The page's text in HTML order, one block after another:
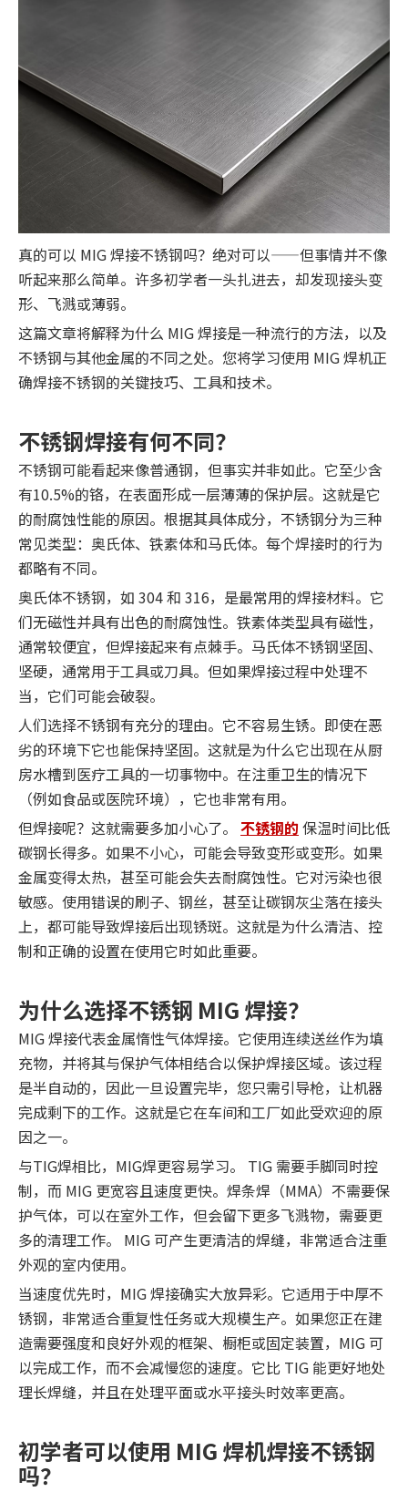
真的可以 MIG 焊接不锈钢吗？绝对可以——但事情并不像
听起来那么简单。许多初学者一头扎进去，却发现接头变
形、飞溅或薄弱。
这篇文章将解释为什么 MIG 焊接是一种流行的方法，以及
不锈钢与其他金属的不同之处。您将学习使用 MIG 焊机正
确焊接不锈钢的关键技巧、工具和技术。
不锈钢焊接有何不同？
不锈钢可能看起来像普通钢，但事实并非如此。它至少含
有10.5%的铬，在表面形成一层薄薄的保护层。这就是它
的耐腐蚀性能的原因。根据其具体成分，不锈钢分为三种
常见类型：奥氏体、铁素体和马氏体。每个焊接时的行为
都略有不同。
奥氏体不锈钢，如 304 和 316，是最常用的焊接材料。它
们无磁性并具有出色的耐腐蚀性。铁素体类型具有磁性，
通常较便宜，但焊接起来有点棘手。马氏体不锈钢坚固、
坚硬，通常用于工具或刀具。但如果焊接过程中处理不
当，它们可能会破裂。
人们选择不锈钢有充分的理由。它不容易生锈。即使在恶
劣的环境下它也能保持坚固。这就是为什么它出现在从厨
房水槽到医疗工具的一切事物中。在注重卫生的情况下
（例如食品或医院环境），它也非常有用。
但焊接呢？这就需要多加小心了。 不锈钢的保温时间比低
碳钢长得多。如果不小心，可能会导致变形或变形。如果
金属变得太热，甚至可能会失去耐腐蚀性。它对污染也很
敏感。使用错误的刷子、钢丝，甚至让碳钢灰尘落在接头
上，都可能导致焊接后出现锈斑。这就是为什么清洁、控
制和正确的设置在使用它时如此重要。
为什么选择不锈钢 MIG 焊接？
MIG 焊接代表金属惰性气体焊接。它使用连续送丝作为填
充物，并将其与保护气体相结合以保护焊接区域。该过程
是半自动的，因此一旦设置完毕，您只需引导枪，让机器
完成剩下的工作。这就是它在车间和工厂如此受欢迎的原
因之一。
与TIG焊相比，MIG焊更容易学习。 TIG 需要手脚同时控
制，而 MIG 更宽容且速度更快。焊条焊（MMA）不需要保
护气体，可以在室外工作，但会留下更多飞溅物，需要更
多的清理工作。 MIG 可产生更清洁的焊缝，非常适合注重
外观的室内使用。
当速度优先时，MIG 焊接确实大放异彩。它适用于中厚不
锈钢，非常适合重复性任务或大规模生产。如果您正在建
造需要强度和良好外观的框架、橱柜或固定装置，MIG 可
以完成工作，而不会减慢您的速度。它比 TIG 能更好地处
理长焊缝，并且在处理平面或水平接头时效率更高。
初学者可以使用 MIG 焊机焊接不锈钢
吗？